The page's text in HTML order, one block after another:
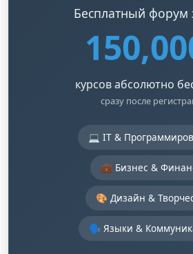
Бесплатный форум
курсов абсолютно
сразу после
💻 IT &
💼 Бизнес &
🎨 Дизайн &
🗣️ Языки &